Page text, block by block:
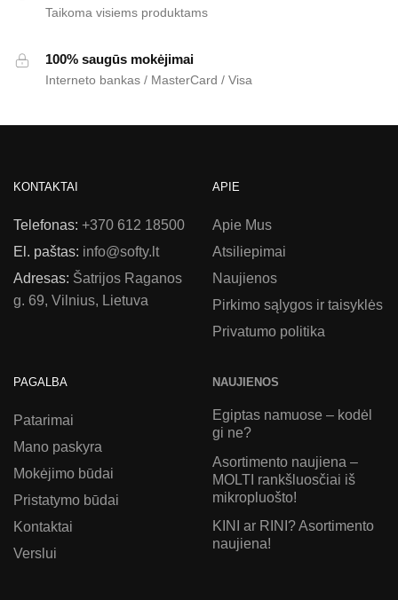
Taikoma visiems produktams
100% saugūs mokėjimai
Interneto bankas / MasterCard / Visa
KONTAKTAI
Telefonas: +370 612 18500
El. paštas: info@softy.lt
Adresas: Šatrijos Raganos
g. 69, Vilnius, Lietuva
APIE
Apie Mus
Atsiliepimai
Naujienos
Pirkimo sąlygos ir taisyklės
Privatumo politika
PAGALBA
Patarimai
Mano paskyra
Mokėjimo būdai
Pristatymo būdai
Kontaktai
Verslui
NAUJIENOS
Egiptas namuose – kodėl
gi ne?
Asortimento naujiena –
MOLTI rankšluosčiai iš
mikropluošto!
KINI ar RINI? Asortimento
naujiena!